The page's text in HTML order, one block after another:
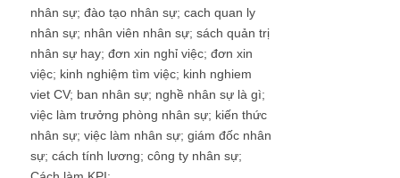
nhân sự; đào tạo nhân sự; cach quan ly
nhân sự; nhân viên nhân sự; sách quản trị
nhân sự hay; đơn xin nghỉ việc; đơn xin
việc; kinh nghiệm tìm việc; kinh nghiem
viet CV; ban nhân sự; nghề nhân sự là gì;
việc làm trưởng phòng nhân sự; kiến thức
nhân sự; việc làm nhân sự; giám đốc nhân
sự; cách tính lương; công ty nhân sự;